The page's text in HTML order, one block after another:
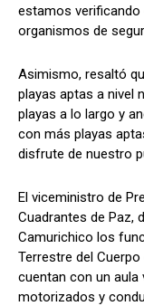
estamos verificando
organismos de
Asimismo, resaltó
playas aptas a nivel
playas a lo largo y
con más playas
disfrute de nuestro
El viceministro de
Cuadrantes de Paz,
Camurichico los
Terrestre del Cuerpo
cuentan con un aula
motorizados y